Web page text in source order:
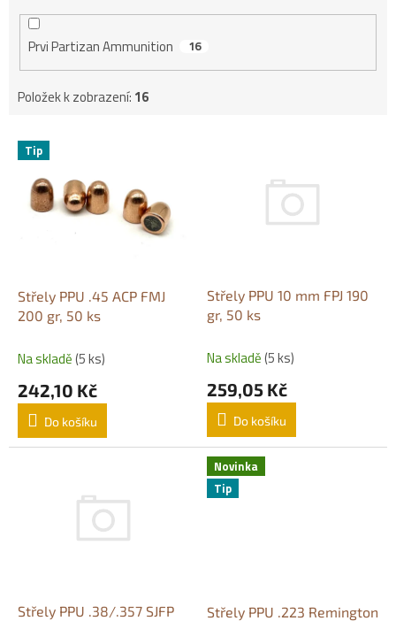
Prvi Partizan Ammunition 16
Položek k zobrazení: 16
V Tip
Střely PPU .45 ACP FMJ
200 gr, 50 ks
Na skladě(5 ks)
242,10 Kč
Do košíku
Střely PPU 10 mm FPJ 190
gr, 50 ks
Na skladě(5 ks)
259,05 Kč
Do košíku
Střely PPU .38/.357 SJFP
Novinka
Tip
Střely PPU .223 Remington